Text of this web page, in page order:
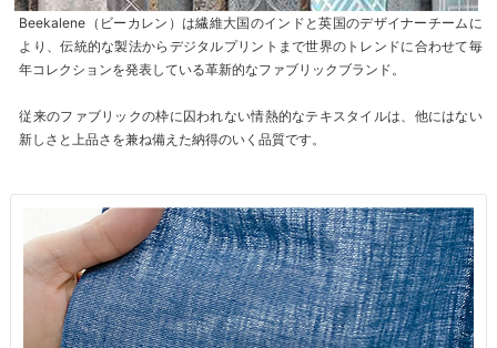
Beekalene（ビーカレン）は繊維大国のインドと英国のデザイナーチームに
より、伝統的な製法からデジタルプリントまで世界のトレンドに合わせて毎
年コレクションを発表している革新的なファブリックブランド。
従来のファブリックの枠に囚われない情熱的なテキスタイルは、他にはない
新しさと上品さを兼ね備えた納得のいく品質です。